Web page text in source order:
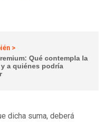
>
Qué contempla la
a quiénes podría
dicha suma, deberá